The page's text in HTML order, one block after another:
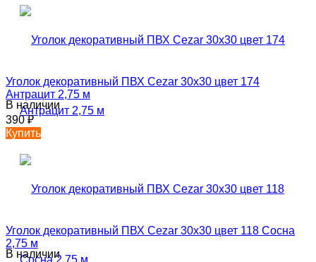
Уголок декоративный ПВХ Cezar 30х30 цвет 174
Антрацит 2,75 м
В наличии
390₽
Купить
Уголок декоративный ПВХ Cezar 30х30 цвет 118 Сосна
2,75 м
В наличии